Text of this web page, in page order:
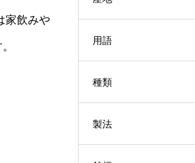
家飲みや
用語
種類
製法